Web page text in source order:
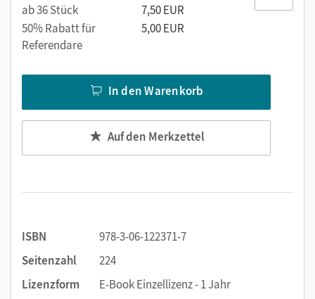
ab 36 Stück
7,50 EUR
50% Rabatt für
Referendare
5,00 EUR
In den Warenkorb
Auf den Merkzettel
ISBN
978-3-06-122371-7
Seitenzahl
224
Lizenzform
E-Book Einzellizenz - 1 Jahr